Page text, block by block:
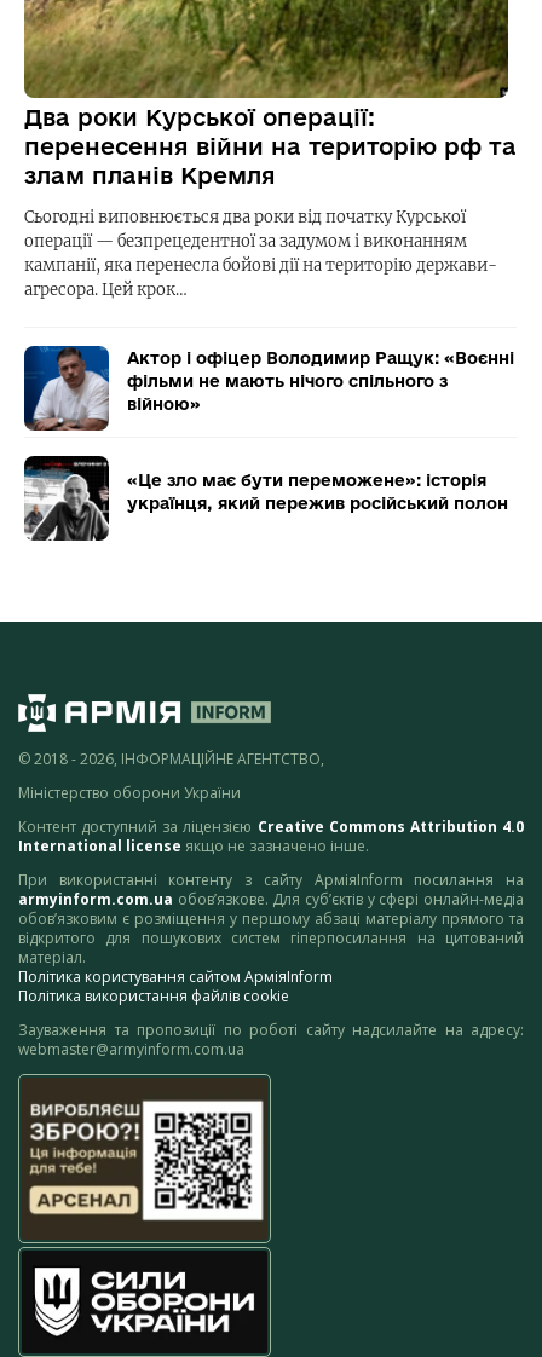
Два роки Курської операції:
перенесення війни на територію рф та
злам планів Кремля
Сьогодні виповнюється два роки від початку Курської
операції — безпрецедентної за задумом і виконанням
кампанії, яка перенесла бойові дії на територію держави-
агресора. Цей крок…
Актор і офіцер Володимир Ращук: «Воєнні
фільми не мають нічого спільного з
війною»
«Це зло має бути переможене»: історія
українця, який пережив російський полон
© 2018 - 2026, ІНФОРМАЦІЙНЕ АГЕНТСТВО,
Міністерство оборони України
Контент доступний за ліцензією Creative Commons Attribution 4.0
International license якщо не зазначено інше.
При використанні контенту з сайту АрміяInform посилання на
armyinform.com.ua обов’язкове. Для суб’єктів у сфері онлайн-медіа
обов’язковим є розміщення у першому абзаці матеріалу прямого та
відкритого для пошукових систем гіперпосилання на цитований
матеріал.
Політика користування сайтом АрміяInform
Політика використання файлів cookie
Зауваження та пропозиції по роботі сайту надсилайте на адресу:
webmaster@armyinform.com.ua